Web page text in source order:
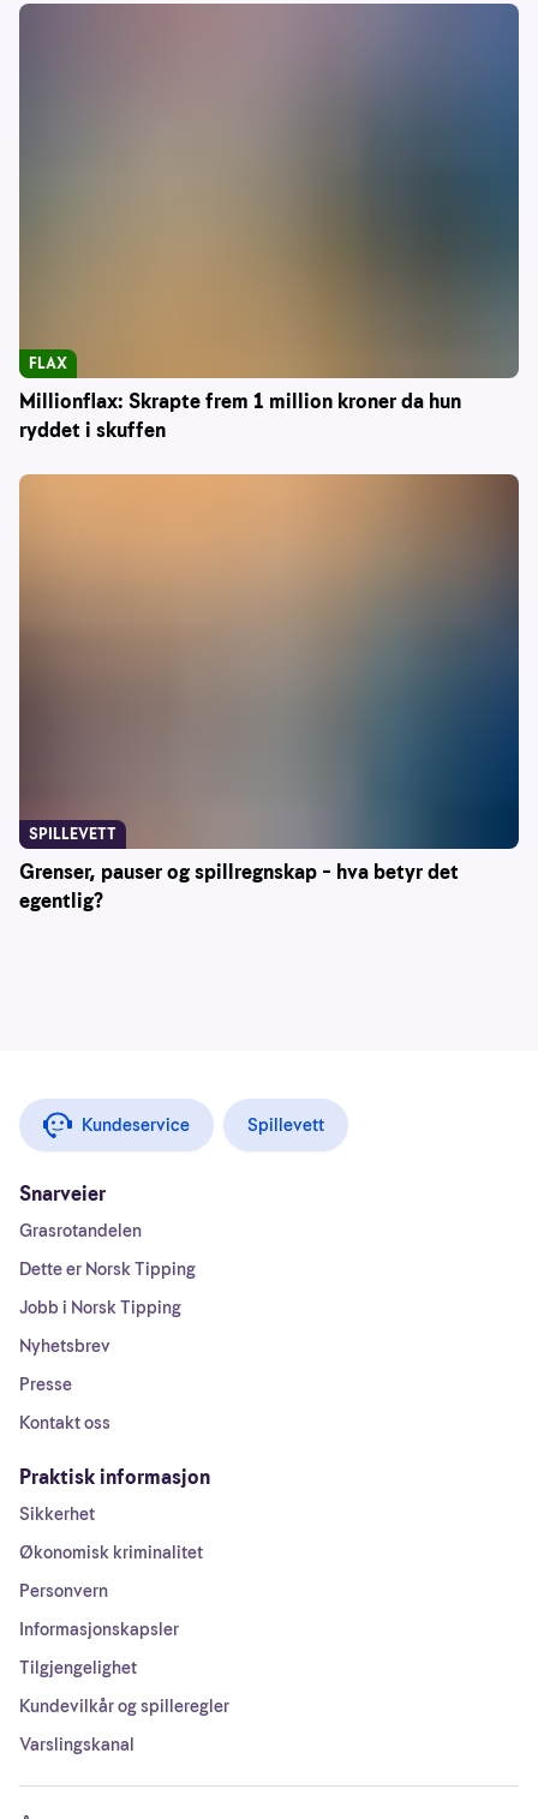
Millionflax: Skrapte frem 1 million kroner da hun
ryddet i skuffen
FLAX
Grenser, pauser og spillregnskap – hva betyr det
egentlig?
SPILLEVETT
Kundeservice Spillevett
Snarveier
Grasrotandelen
Dette er Norsk Tipping
Jobb i Norsk Tipping
Nyhetsbrev
Presse
Kontakt oss
Praktisk informasjon
Sikkerhet
Økonomisk kriminalitet
Personvern
Informasjonskapsler
Tilgjengelighet
Kundevilkår og spilleregler
Varslingskanal